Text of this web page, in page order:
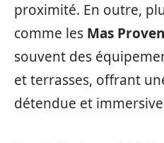
proximité. En outre,
comme les Mas
souvent des
et terrasses, offrant
détendue et